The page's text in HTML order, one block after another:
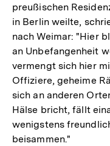
preußischen
in Berlin weilte,
nach Weimar: "Hier
an Unbefangenheit
vermengt sich hier
Offiziere, geheime
sich an anderen
Hälse bricht, fällt
wenigstens
beisammen."